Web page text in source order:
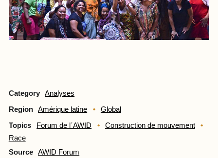
Category Analyses
Region Amérique latine Global
Topics Forum de l´AWID
Construction de mouvement
Race
Source
AWID Forum